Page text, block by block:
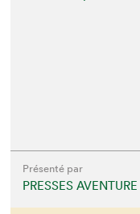
Présenté par
PRESSES AVENTURE